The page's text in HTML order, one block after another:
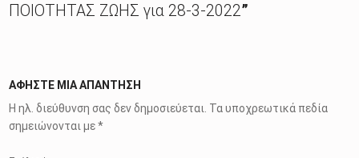
ΠΟΙΟΤΗΤΑΣ ΖΩΗΣ για 28-3-2022”
ΑΦΉΣΤΕ ΜΙΑ ΑΠΆΝΤΗΣΗ
Η ηλ. διεύθυνση σας δεν δημοσιεύεται. Τα υποχρεωτικά πεδία
σημειώνονται με*